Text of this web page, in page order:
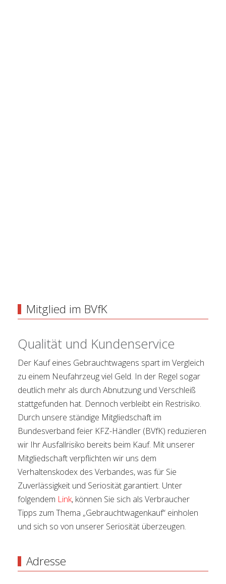
Mitglied im BVfK
Qualität und Kundenservice
Der Kauf eines Gebrauchtwagens spart im Vergleich
zu einem Neufahrzeug viel Geld. In der Regel sogar
deutlich mehr als durch Abnutzung und Verschleiß
stattgefunden hat. Dennoch verbleibt ein Restrisiko.
Durch unsere ständige Mitgliedschaft im
Bundesverband feier KFZ-Händler (BVfK) reduzieren
wir Ihr Ausfallrisiko bereits beim Kauf. Mit unserer
Mitgliedschaft verpflichten wir uns dem
Verhaltenskodex des Verbandes, was für Sie
Zuverlässigkeit und Seriosität garantiert. Unter
folgendem Link, können Sie sich als Verbraucher
Tipps zum Thema „Gebrauchtwagenkauf“ einholen
und sich so von unserer Seriosität überzeugen.
Adresse